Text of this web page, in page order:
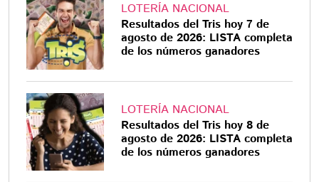
LOTERÍA NACIONAL
Resultados del Tris hoy 7 de
agosto de 2026: LISTA completa
de los números ganadores
LOTERÍA NACIONAL
Resultados del Tris hoy 8 de
agosto de 2026: LISTA completa
de los números ganadores